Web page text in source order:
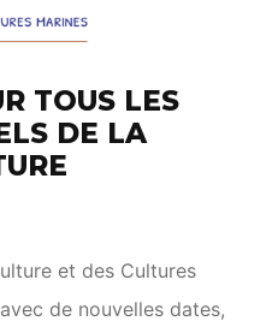
TOUS LES
DE LA
et des Cultures
de nouvelles dates,